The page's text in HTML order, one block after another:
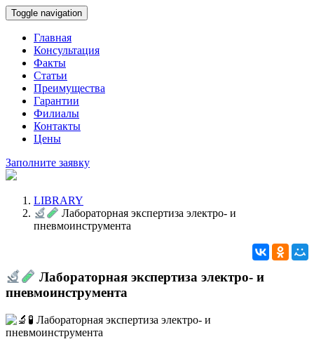
Toggle navigation
Главная
Консультация
Факты
Статьи
Преимущества
Гарантии
Филиалы
Контакты
Цены
Заполните заявку
LIBRARY
Лабораторная экспертиза электро- и
пневмоинструмента
Лабораторная экспертиза электро- и
пневмоинструмента